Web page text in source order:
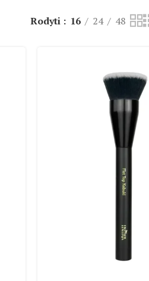
Rodyti 16 24 48